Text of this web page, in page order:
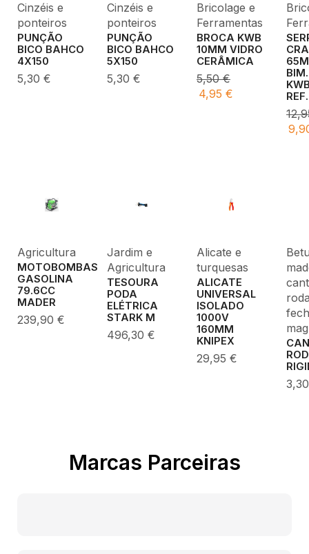
Cinzéis e
ponteiros
PUNÇÃO
BICO BAHCO
4X150
5,30 €
Cinzéis e
ponteiros
PUNÇÃO
BICO BAHCO
5X150
5,30 €
Bricolage e
Ferramentas
BROCA KWB
10MM VIDRO
CERÂMICA
5,50€
4,95 €
Agricultura
MOTOBOMBAS
GASOLINA
79.6CC
MADER
239,90 €
Jardim e
Agricultura
TESOURA
PODA
ELÉTRICA
STARK M
496,30 €
Alicate e
turquesas
ALICATE
UNIVERSAL
ISOLADO
1000V
160MM
KNIPEX
29,95 €
Marcas Parceiras